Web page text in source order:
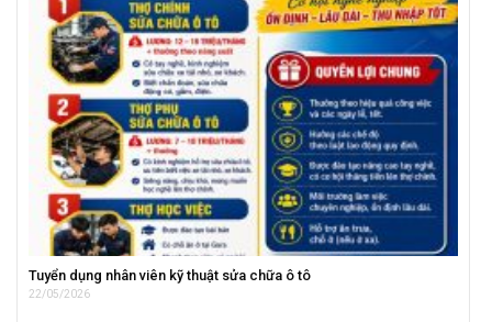
Tuyển dụng nhân viên kỹ thuật sửa chữa ô tô
22/05/2026